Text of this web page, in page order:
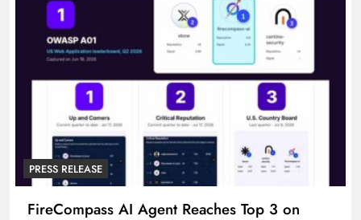
PRESS RELEASE
FireCompass AI Agent Reaches Top 3 on